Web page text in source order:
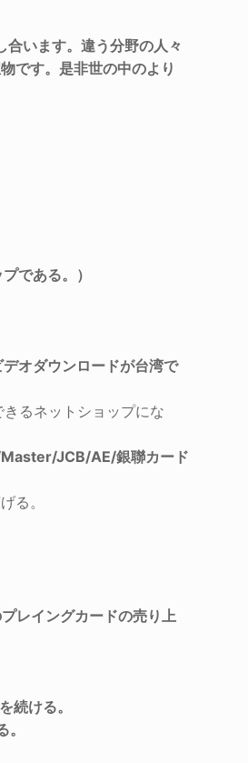
います。違う分野の人々
です。是非世の中のより
である。）
オダウンロードが台湾で
るネットショップにな
Master/JCB/AE/銀聯カード
る。
レイングカードの売り上
ける。